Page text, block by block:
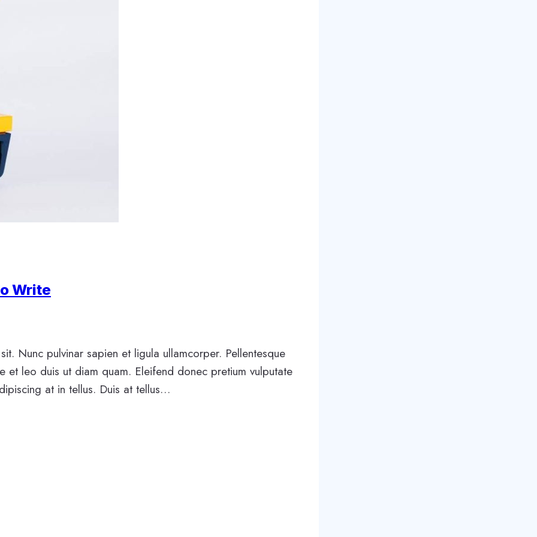
Write
Nunc pulvinar sapien et ligula ullamcorper. Pellentesque
et leo duis ut diam quam. Eleifend donec pretium vulputate
at in tellus. Duis at tellus…